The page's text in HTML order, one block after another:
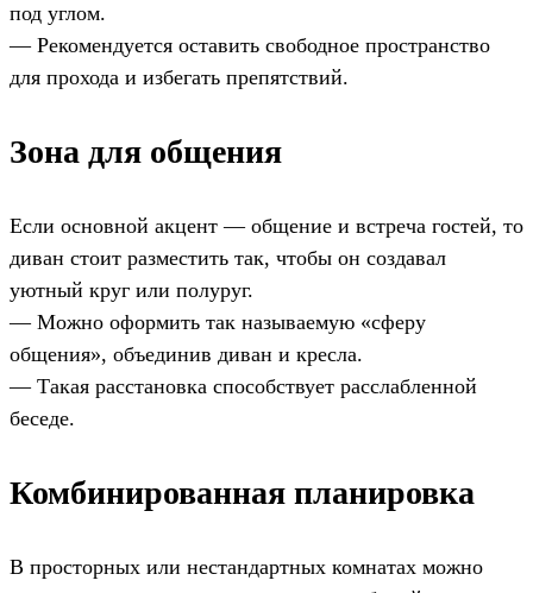
под углом.
— Рекомендуется оставить свободное пространство
для прохода и избегать препятствий.
Зона для общения
Если основной акцент — общение и встреча гостей, то
диван стоит разместить так, чтобы он создавал
уютный круг или полуруг.
— Можно оформить так называемую «сферу
общения», объединив диван и кресла.
— Такая расстановка способствует расслабленной
беседе.
Комбинированная планировка
В просторных или нестандартных комнатах можно